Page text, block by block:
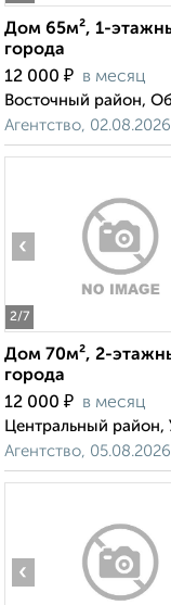
Дом 65м², 1-
города
12 000 ₽ в месяц
Восточный район,
Агентство, 02.08.2026
2/7
‹
Дом 70м², 2-
города
12 000 ₽ в месяц
Центральный район,
Агентство, 05.08.2026
‹